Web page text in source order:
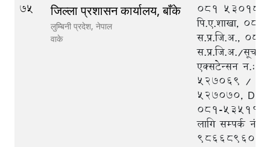
75
जिल्ला प्रशासन कार्यालय, बाँके
लुम्बिनी प्रदेश, नेपाल
वाके
०८१ ५३०१८८
पि‍.ए.शाखा,
स.प्र.जि.अ.,
स.प्र.जि.अ./सूचना
एक्सटेन्सन न.:
५२७०६९ /
५२७०७०,
०८१-५३५१११,
लागि सम्पर्क नं.
9866896048